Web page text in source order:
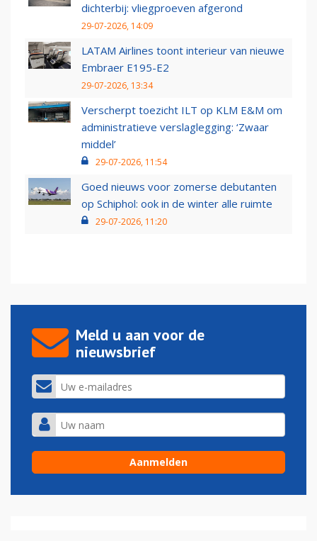
dichterbij: vliegproeven afgerond
29-07-2026, 14:09
LATAM Airlines toont interieur van nieuwe
Embraer E195-E2
29-07-2026, 13:34
Verscherpt toezicht ILT op KLM E&M om
administratieve verslaglegging: ‘Zwaar
middel’
29-07-2026, 11:54
Goed nieuws voor zomerse debutanten
op Schiphol: ook in de winter alle ruimte
29-07-2026, 11:20
Meld u aan voor de
nieuwsbrief